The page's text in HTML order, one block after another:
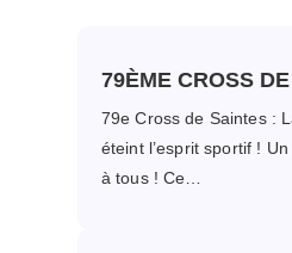
79ÈME CROSS
79e Cross de Saintes :
éteint l’esprit sportif !
à tous ! Ce…